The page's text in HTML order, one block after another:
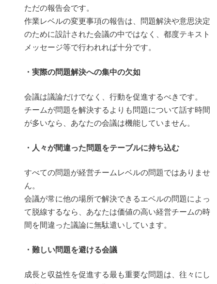
ただの報告会です。
作業レベルの変更事項の報告は、問題解決や意思決定
のために設計された会議の中ではなく、都度テキスト
メッセージ等で行われれば十分です。
・実際の問題解決への集中の欠如
会議は議論だけでなく、行動を促進するべきです。
チームが問題を解決するよりも問題について話す時間
が多いなら、あなたの会議は機能していません。
・人々が間違った問題をテーブルに持ち込む
すべての問題が経営チームレベルの問題ではありませ
ん。
会議が常に他の場所で解決できるエベルの問題によっ
て脱線するなら、あなたは価値の高い経営チームの時
間を間違った議論に無駄遣いしています。
・難しい問題を避ける会議
成長と収益性を促進する最も重要な問題は、往々にし